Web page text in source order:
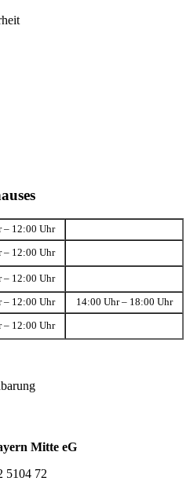
– 12:00 Uhr
– 12:00 Uhr
– 12:00 Uhr
– 12:00 Uhr 14:00 Uhr – 18:00 Uhr
– 12:00 Uhr
Mitte eG
72